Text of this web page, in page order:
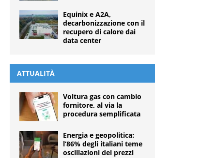
Equinix e A2A,
decarbonizzazione con il
recupero di calore dai
data center
ATTUALITÀ
Voltura gas con cambio
fornitore, al via la
procedura semplificata
Energia e geopolitica:
l’86% degli italiani teme
oscillazioni dei prezzi